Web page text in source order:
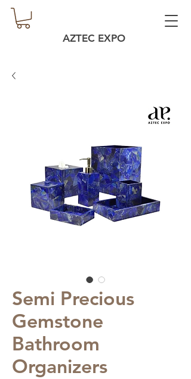
AZTEC EXPO
Semi Precious
Gemstone
Bathroom
Organizers